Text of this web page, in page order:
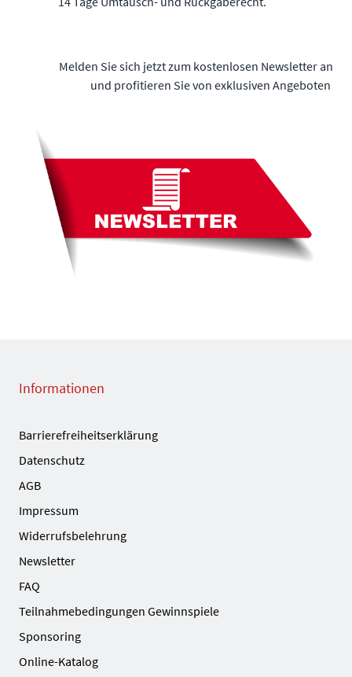
Melden Sie sich jetzt zum kostenlosen Newsletter an
und profitieren Sie von exklusiven Angeboten
Informationen
Barrierefreiheitserklärung
Datenschutz
AGB
Impressum
Widerrufsbelehrung
Newsletter
FAQ
Teilnahmebedingungen Gewinnspiele
Sponsoring
Online-Katalog